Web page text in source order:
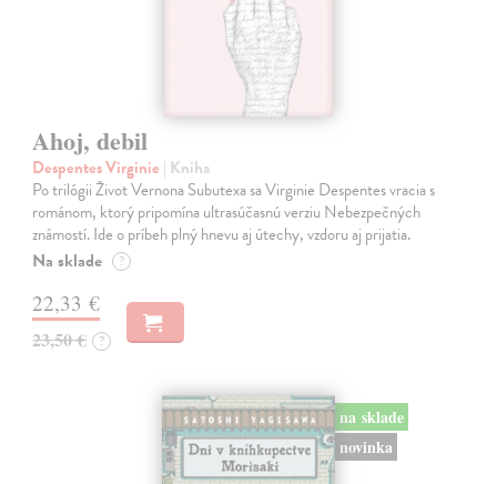
Ahoj, debil
Despentes Virginie | Kniha
Po trilógii Život Vernona Subutexa sa Virginie Despentes vracia s
románom, ktorý pripomína ultrasúčasnú verziu Nebezpečných
známostí. Ide o príbeh plný hnevu aj útechy, vzdoru aj prijatia.
Na sklade ?
22,33 €
23,50 € ?
na sklade
novinka